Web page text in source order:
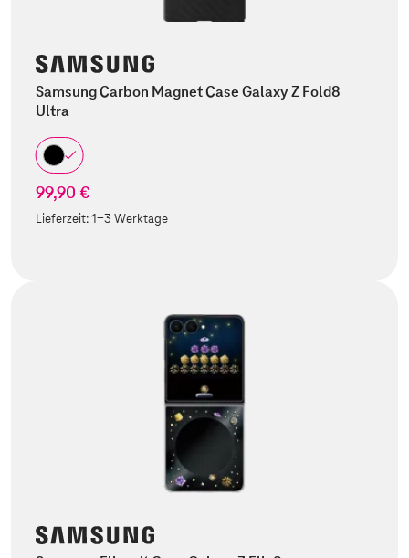
Samsung Carbon Magnet Case Galaxy Z Fold8
Ultra
99,90 €
Lieferzeit:1-3 Werktage